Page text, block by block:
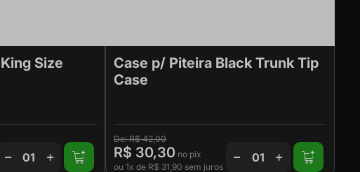
Size
Case p/ Piteira Black Trunk Tip
Case
R$ 42,00
R$ 30,30
ou1x de R$ 31,90 sem juros